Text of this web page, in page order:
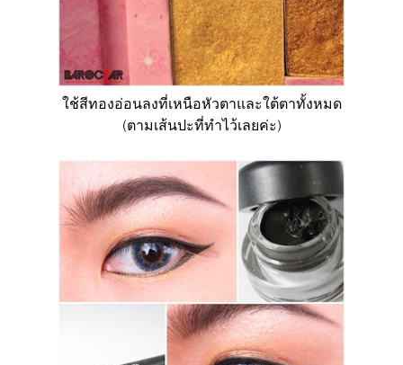
ใช้สีทองอ่อนลงที่เหนือหัวตาและใต้ตาทั้งหมด
(ตามเส้นปะที่ทำไว้เลยค่ะ)